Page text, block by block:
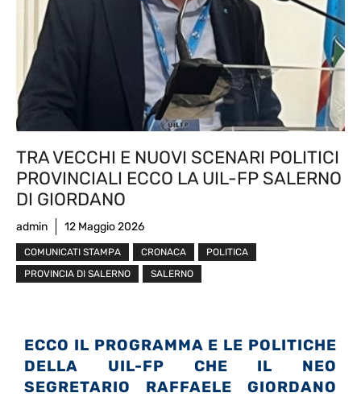
TRA VECCHI E NUOVI SCENARI POLITICI
PROVINCIALI ECCO LA UIL-FP SALERNO
DI GIORDANO
admin 12 Maggio 2026
COMUNICATI STAMPA CRONACA
POLITICA
PROVINCIA DI SALERNO
SALERNO
ECCO IL PROGRAMMA E LE POLITICHE
DELLA UIL-FP CHE IL NEO
SEGRETARIO RAFFAELE GIORDANO